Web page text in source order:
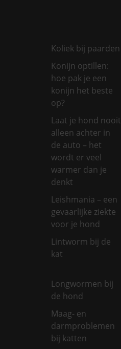
Koliek bij paarden
Konijn optillen:
hoe pak je een
konijn het beste
op?
Laat je hond nooit
alleen achter in
de auto – het
wordt er veel
warmer dan je
denkt
Leishmania – een
gevaarlijke ziekte
voor je hond
Lintworm bij de
kat
Longwormen bij
de hond
Maag- en
darmproblemen
bij katten